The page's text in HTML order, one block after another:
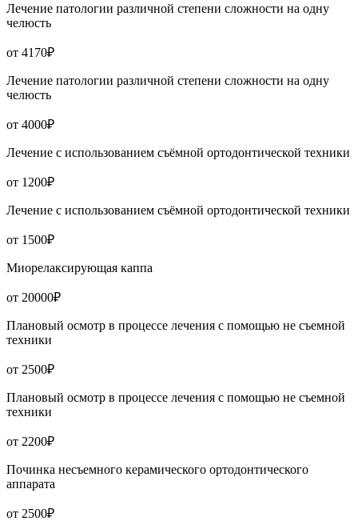
Лечение патологии различной степени сложности на одну
челюсть
от 4170₽
Лечение патологии различной степени сложности на одну
челюсть
от 4000₽
Лечение с использованием съёмной ортодонтической техники
от 1200₽
Лечение с использованием съёмной ортодонтической техники
от 1500₽
Миорелаксирующая каппа
от 20000₽
Плановый осмотр в процессе лечения с помощью не съемной
техники
от 2500₽
Плановый осмотр в процессе лечения с помощью не съемной
техники
от 2200₽
Починка несъемного керамического ортодонтического
аппарата
от 2500₽